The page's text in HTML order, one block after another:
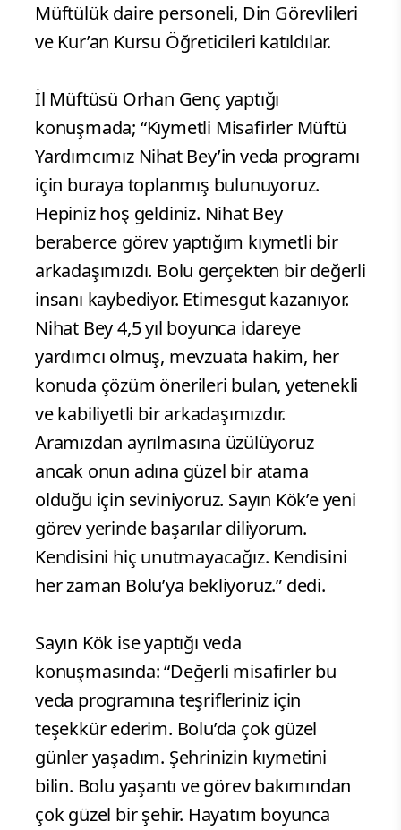
Müftülük daire personeli, Din Görevlileri
ve Kur’an Kursu Öğreticileri katıldılar.
İl Müftüsü Orhan Genç yaptığı
konuşmada; “Kıymetli Misafirler Müftü
Yardımcımız Nihat Bey’in veda programı
için buraya toplanmış bulunuyoruz.
Hepiniz hoş geldiniz. Nihat Bey
beraberce görev yaptığım kıymetli bir
arkadaşımızdı. Bolu gerçekten bir değerli
insanı kaybediyor. Etimesgut kazanıyor.
Nihat Bey 4,5 yıl boyunca idareye
yardımcı olmuş, mevzuata hakim, her
konuda çözüm önerileri bulan, yetenekli
ve kabiliyetli bir arkadaşımızdır.
Aramızdan ayrılmasına üzülüyoruz
ancak onun adına güzel bir atama
olduğu için seviniyoruz. Sayın Kök’e yeni
görev yerinde başarılar diliyorum.
Kendisini hiç unutmayacağız. Kendisini
her zaman Bolu’ya bekliyoruz.” dedi.
Sayın Kök ise yaptığı veda
konuşmasında: “Değerli misafirler bu
veda programına teşrifleriniz için
teşekkür ederim. Bolu’da çok güzel
günler yaşadım. Şehrinizin kıymetini
bilin. Bolu yaşantı ve görev bakımından
çok güzel bir şehir. Hayatım boyunca